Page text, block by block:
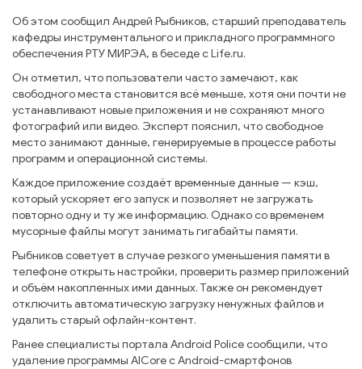
Об этом сообщил Андрей Рыбников, старший преподаватель
кафедры инструментального и прикладного программного
обеспечения РТУ МИРЭА, в беседе с Life.ru.
Он отметил, что пользователи часто замечают, как
свободного места становится всё меньше, хотя они почти не
устанавливают новые приложения и не сохраняют много
фотографий или видео. Эксперт пояснил, что свободное
место занимают данные, генерируемые в процессе работы
программ и операционной системы.
Каждое приложение создаёт временные данные — кэш,
который ускоряет его запуск и позволяет не загружать
повторно одну и ту же информацию. Однако со временем
мусорные файлы могут занимать гигабайты памяти.
Рыбников советует в случае резкого уменьшения памяти в
телефоне открыть настройки, проверить размер приложений
и объём накопленных ими данных. Также он рекомендует
отключить автоматическую загрузку ненужных файлов и
удалить старый офлайн-контент.
Ранее специалисты портала Android Police сообщили, что
удаление программы AICore с Android-смартфонов